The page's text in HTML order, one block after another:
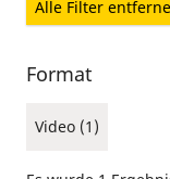
Alle Filter
Format
Video (1)